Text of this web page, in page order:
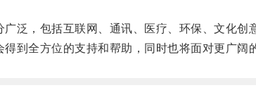
，包括互联网、通讯、医疗、环保、文化创
全方位的支持和帮助，同时也将面对更广阔